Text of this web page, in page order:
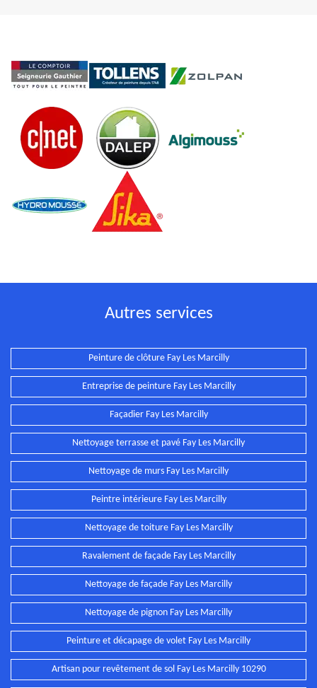
Autres services
Peinture de clôture Fay Les Marcilly
Entreprise de peinture Fay Les Marcilly
Façadier Fay Les Marcilly
Nettoyage terrasse et pavé Fay Les Marcilly
Nettoyage de murs Fay Les Marcilly
Peintre intérieure Fay Les Marcilly
Nettoyage de toiture Fay Les Marcilly
Ravalement de façade Fay Les Marcilly
Nettoyage de façade Fay Les Marcilly
Nettoyage de pignon Fay Les Marcilly
Peinture et décapage de volet Fay Les Marcilly
Artisan pour revêtement de sol Fay Les Marcilly 10290